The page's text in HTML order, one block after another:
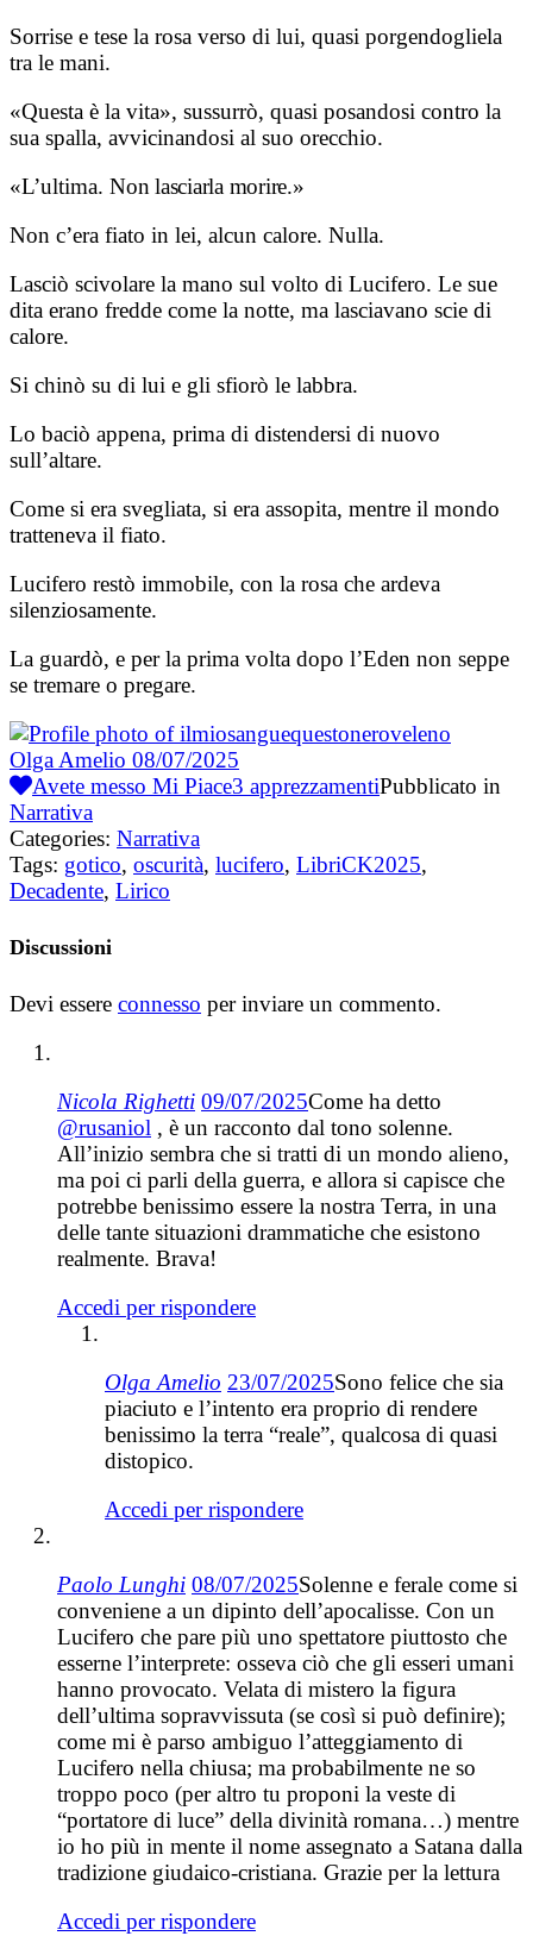
Sorrise e tese la rosa verso di lui, quasi porgendogliela
tra le mani.
«Questa è la vita», sussurrò, quasi posandosi contro la
sua spalla, avvicinandosi al suo orecchio.
«L’ultima. Non lasciarla morire.»
Non c’era fiato in lei, alcun calore. Nulla.
Lasciò scivolare la mano sul volto di Lucifero. Le sue
dita erano fredde come la notte, ma lasciavano scie di
calore.
Si chinò su di lui e gli sfiorò le labbra.
Lo baciò appena, prima di distendersi di nuovo
sull’altare.
Come si era svegliata, si era assopita, mentre il mondo
tratteneva il fiato.
Lucifero restò immobile, con la rosa che ardeva
silenziosamente.
La guardò, e per la prima volta dopo l’Eden non seppe
se tremare o pregare.
Olga Amelio 08/07/2025
Avete messo Mi Piace3 apprezzamentiPubblicato in
Narrativa
Categories: Narrativa
Tags: gotico, oscurità, lucifero, LibriCK2025,
Decadente, Lirico
Discussioni
Devi essere connesso per inviare un commento.
Nicola Righetti 09/07/2025Come ha detto
@rusaniol , è un racconto dal tono solenne.
All’inizio sembra che si tratti di un mondo alieno,
ma poi ci parli della guerra, e allora si capisce che
potrebbe benissimo essere la nostra Terra, in una
delle tante situazioni drammatiche che esistono
realmente. Brava!
Accedi per rispondere
Olga Amelio 23/07/2025Sono felice che sia
piaciuto e l’intento era proprio di rendere
benissimo la terra “reale”, qualcosa di quasi
distopico.
Accedi per rispondere
Paolo Lunghi 08/07/2025Solenne e ferale come si
conveniene a un dipinto dell’apocalisse. Con un
Lucifero che pare più uno spettatore piuttosto che
esserne l’interprete: osseva ciò che gli esseri umani
hanno provocato. Velata di mistero la figura
dell’ultima sopravvissuta (se così si può definire);
come mi è parso ambiguo l’atteggiamento di
Lucifero nella chiusa; ma probabilmente ne so
troppo poco (per altro tu proponi la veste di
“portatore di luce” della divinità romana…) mentre
io ho più in mente il nome assegnato a Satana dalla
tradizione giudaico-cristiana. Grazie per la lettura
Accedi per rispondere